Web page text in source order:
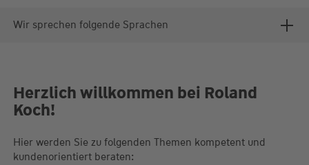
Wir sprechen folgende Sprachen
Herzlich willkommen bei Roland
Koch!
Hier werden Sie zu folgenden Themen kompetent und
kundenorientiert beraten: